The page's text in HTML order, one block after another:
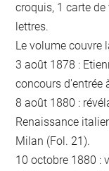
croquis, 1 carte
lettres.
Le volume couvre
3 août 1878 :
concours d'entrée
8 août 1880 :
Renaissance
Milan (Fol. 21).
10 octobre 1880 :